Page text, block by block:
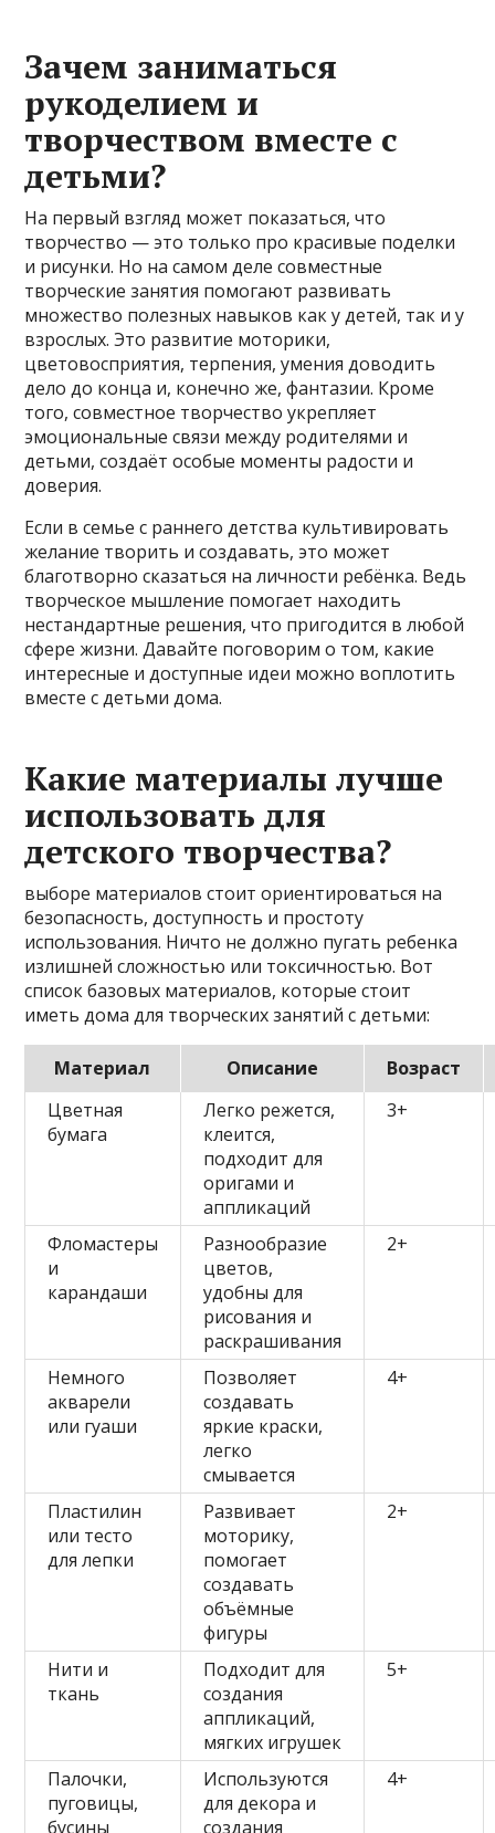
Зачем заниматься
рукоделием и
творчеством вместе с
детьми?
На первый взгляд может показаться, что
творчество — это только про красивые поделки
и рисунки. Но на самом деле совместные
творческие занятия помогают развивать
множество полезных навыков как у детей, так и у
взрослых. Это развитие моторики,
цветовосприятия, терпения, умения доводить
дело до конца и, конечно же, фантазии. Кроме
того, совместное творчество укрепляет
эмоциональные связи между родителями и
детьми, создаёт особые моменты радости и
доверия.
Если в семье с раннего детства культивировать
желание творить и создавать, это может
благотворно сказаться на личности ребёнка. Ведь
творческое мышление помогает находить
нестандартные решения, что пригодится в любой
сфере жизни. Давайте поговорим о том, какие
интересные и доступные идеи можно воплотить
вместе с детьми дома.
Какие материалы лучше
использовать для
детского творчества?
выборе материалов стоит ориентироваться на
безопасность, доступность и простоту
использования. Ничто не должно пугать ребенка
излишней сложностью или токсичностью. Вот
список базовых материалов, которые стоит
иметь дома для творческих занятий с детьми:
Материал Описание
Возраст
Цветная
бумага
Легко режется,
клеится,
подходит для
оригами и
аппликаций
3+
Фломастеры
и
карандаши
Разнообразие
цветов,
удобны для
рисования и
раскрашивания
2+
Немного
акварели
или гуаши
Позволяет
создавать
яркие краски,
легко
смывается
4+
Пластилин
или тесто
для лепки
Развивает
моторику,
помогает
создавать
объёмные
фигуры
2+
Нити и
ткань
Подходит для
создания
аппликаций,
мягких игрушек
5+
Палочки,
пуговицы,
бусины
Используются
для декора и
создания
4+